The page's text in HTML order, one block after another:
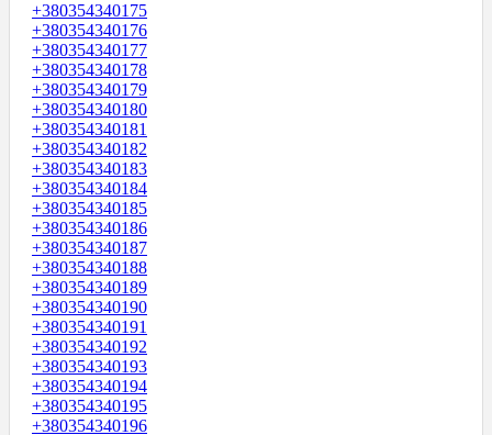
+380354340175
+380354340176
+380354340177
+380354340178
+380354340179
+380354340180
+380354340181
+380354340182
+380354340183
+380354340184
+380354340185
+380354340186
+380354340187
+380354340188
+380354340189
+380354340190
+380354340191
+380354340192
+380354340193
+380354340194
+380354340195
+380354340196